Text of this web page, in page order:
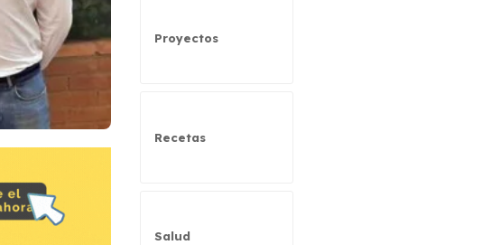
Proyectos
Recetas
Salud